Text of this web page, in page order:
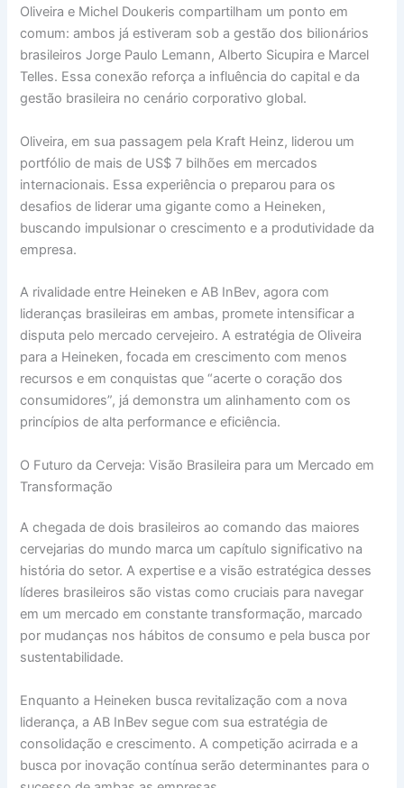
Oliveira e Michel Doukeris compartilham um ponto em
comum: ambos já estiveram sob a gestão dos bilionários
brasileiros Jorge Paulo Lemann, Alberto Sicupira e Marcel
Telles. Essa conexão reforça a influência do capital e da
gestão brasileira no cenário corporativo global.
Oliveira, em sua passagem pela Kraft Heinz, liderou um
portfólio de mais de US$ 7 bilhões em mercados
internacionais. Essa experiência o preparou para os
desafios de liderar uma gigante como a Heineken,
buscando impulsionar o crescimento e a produtividade da
empresa.
A rivalidade entre Heineken e AB InBev, agora com
lideranças brasileiras em ambas, promete intensificar a
disputa pelo mercado cervejeiro. A estratégia de Oliveira
para a Heineken, focada em crescimento com menos
recursos e em conquistas que “acerte o coração dos
consumidores”, já demonstra um alinhamento com os
princípios de alta performance e eficiência.
O Futuro da Cerveja: Visão Brasileira para um Mercado em
Transformação
A chegada de dois brasileiros ao comando das maiores
cervejarias do mundo marca um capítulo significativo na
história do setor. A expertise e a visão estratégica desses
líderes brasileiros são vistas como cruciais para navegar
em um mercado em constante transformação, marcado
por mudanças nos hábitos de consumo e pela busca por
sustentabilidade.
Enquanto a Heineken busca revitalização com a nova
liderança, a AB InBev segue com sua estratégia de
consolidação e crescimento. A competição acirrada e a
busca por inovação contínua serão determinantes para o